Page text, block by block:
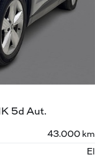
5d Aut.
43.000 km
El